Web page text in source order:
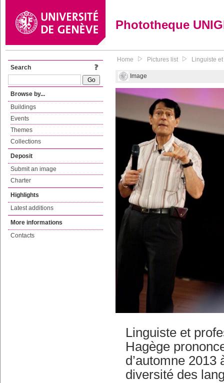
Phototheque
Search
Browse by...
Buildings
Events
Themes
Collections
Deposit
Submit an image
Charter
Highlights
Latest additions
More informations
Contacts
Home Pictures list Linguiste
Image
Linguiste et
Hagège
d’automne
diversité des